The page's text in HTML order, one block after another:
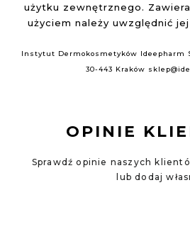
użytku zewnętrznego.
użyciem należy uwzględnić
Instytut Dermokosmetyków Ideepharm
30-443 Kraków
OPINIE
Sprawdź opinie naszych
lub dodaj